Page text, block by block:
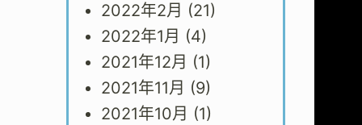
2022年2月 (21)
2022年1月 (4)
2021年12月 (1)
2021年11月 (9)
2021年10月 (1)